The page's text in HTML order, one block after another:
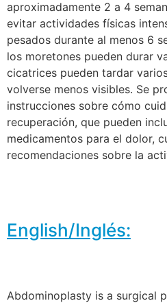
aproximadamente 2 a 4
evitar actividades físicas
pesados durante al menos 6
los moretones pueden durar
cicatrices pueden tardar
volverse menos visibles. Se
instrucciones sobre cómo
recuperación, que pueden
medicamentos para el dolor,
recomendaciones sobre la
English/Inglés:
Abdominoplasty is a surgical